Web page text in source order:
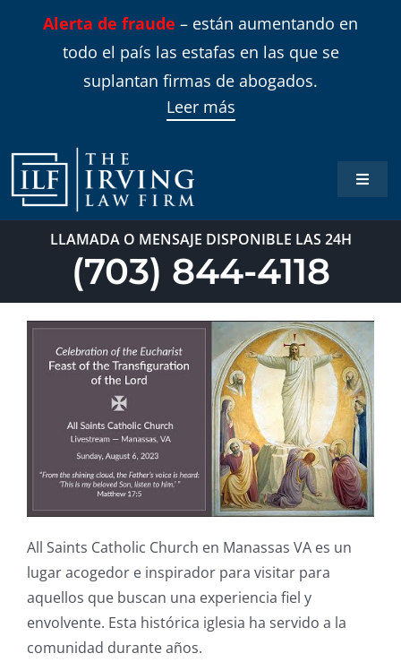
Alerta de fraude – están aumentando en
todo el país las estafas en las que se
suplantan firmas de abogados.
Leer más
Toggle
Inicio
LLAMADA O MENSAJE DISPONIBLE LAS 24H
(703) 844-4118
All Saints Catholic Church en Manassas VA es un
lugar acogedor e inspirador para visitar para
aquellos que buscan una experiencia fiel y
envolvente. Esta histórica iglesia ha servido a la
comunidad durante años.